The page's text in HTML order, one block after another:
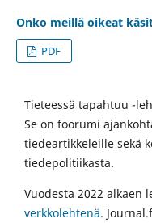
Onko meillä oikeat
PDF
Tieteessä tapahtuu -
Se on foorumi
tiedeartikkeleille sekä
tiedepolitiikasta.
Vuodesta 2022 alkaen
verkkolehtenä.